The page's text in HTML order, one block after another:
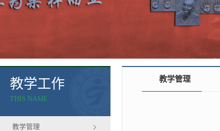
教学工作
THIS NAME
教学管理
教学管理